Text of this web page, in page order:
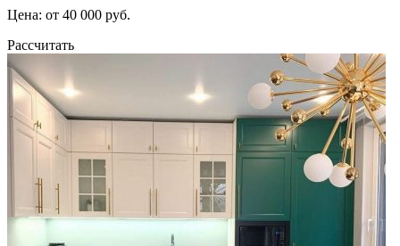
Цена: от 40 000 руб.
Рассчитать